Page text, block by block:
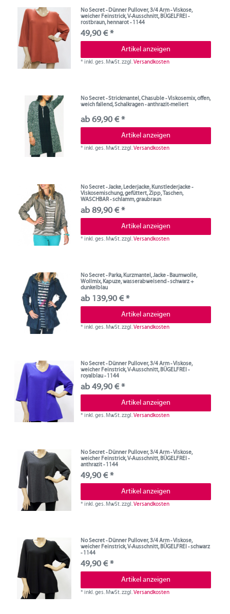
No Secret - Dünner Pullover, 3/4 Arm - Viskose,
weicher Feinstrick, V-Ausschnitt, BÜGELFREI -
rostbraun, hennarot - 1144
49,90 € *
Artikel anzeigen
*inkl. ges. MwSt.zzgl.Versandkosten
No Secret - Strickmantel, Chasuble - Viskosemix, offen,
weich fallend, Schalkragen - anthrazit-meliert
ab 69,90 € *
Artikel anzeigen
*inkl. ges. MwSt.zzgl.Versandkosten
No Secret - Jacke, Lederjacke, Kunstlederjacke -
Viskosemischung, gefüttert, Zipp, Taschen,
WASCHBAR - schlamm, graubraun
ab 89,90 € *
Artikel anzeigen
*inkl. ges. MwSt.zzgl.Versandkosten
No Secret - Parka, Kurzmantel, Jacke - Baumwolle,
Wollmix, Kapuze, wasserabweisend - schwarz +
dunkelblau
ab 139,90 € *
Artikel anzeigen
*inkl. ges. MwSt.zzgl.Versandkosten
No Secret - Dünner Pullover, 3/4 Arm - Viskose,
weicher Feinstrick, V-Ausschnitt, BÜGELFREI -
royalblau - 1144
ab 49,90 € *
Artikel anzeigen
*inkl. ges. MwSt.zzgl.Versandkosten
No Secret - Dünner Pullover, 3/4 Arm - Viskose,
weicher Feinstrick, V-Ausschnitt, BÜGELFREI -
anthrazit - 1144
49,90 € *
Artikel anzeigen
*inkl. ges. MwSt.zzgl.Versandkosten
No Secret - Dünner Pullover, 3/4 Arm - Viskose,
weicher Feinstrick, V-Ausschnitt, BÜGELFREI - schwarz
- 1144
49,90 € *
Artikel anzeigen
*inkl. ges. MwSt.zzgl.Versandkosten